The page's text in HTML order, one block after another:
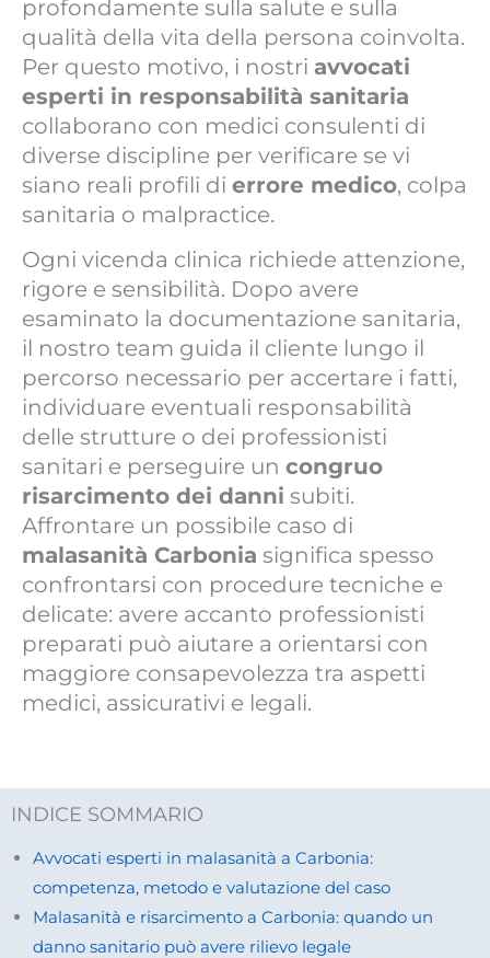
profondamente sulla salute e sulla
qualità della vita della persona coinvolta.
Per questo motivo, i nostri avvocati
esperti in responsabilità sanitaria
collaborano con medici consulenti di
diverse discipline per verificare se vi
siano reali profili di errore medico, colpa
sanitaria o malpractice.
Ogni vicenda clinica richiede attenzione,
rigore e sensibilità. Dopo avere
esaminato la documentazione sanitaria,
il nostro team guida il cliente lungo il
percorso necessario per accertare i fatti,
individuare eventuali responsabilità
delle strutture o dei professionisti
sanitari e perseguire un congruo
risarcimento dei danni subiti.
Affrontare un possibile caso di
malasanità Carbonia significa spesso
confrontarsi con procedure tecniche e
delicate: avere accanto professionisti
preparati può aiutare a orientarsi con
maggiore consapevolezza tra aspetti
medici, assicurativi e legali.
INDICE SOMMARIO
Avvocati esperti in malasanità a Carbonia:
competenza, metodo e valutazione del caso
Malasanità e risarcimento a Carbonia: quando un
danno sanitario può avere rilievo legale